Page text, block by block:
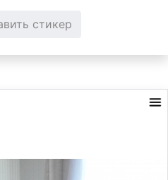
стикер